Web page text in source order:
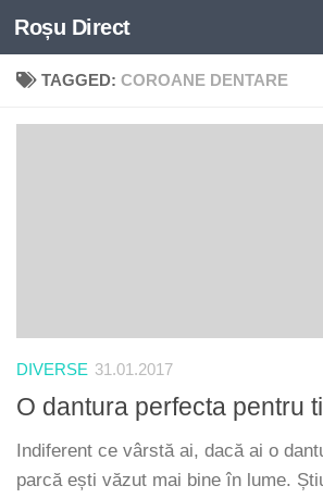
Skip to content
Roșu Direct
TAGGED: COROANE DENTARE
DIVERSE 31.01.2017
O dantura perfecta pentru
Indiferent ce vârstă ai, dacă ai o
parcă ești văzut mai bine în lume.